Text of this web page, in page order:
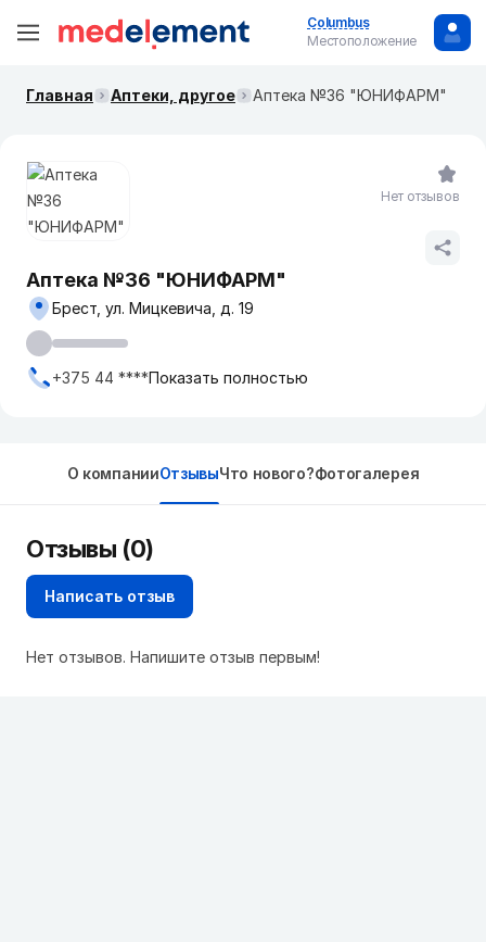
Columbus
Местоположение
Главная Аптеки, другое Аптека №36 "ЮНИФАРМ"
Аптека №36 "ЮНИФАРМ"
Брест, ул. Мицкевича, д. 19
+375 44 ****Показать полностью
Нет отзывов
О компанииОтзывыЧто нового?Фотогалерея
Отзывы (0)
Написать отзыв
Нет отзывов. Напишите отзыв первым!